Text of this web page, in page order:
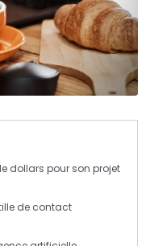
dollars pour son projet
de contact